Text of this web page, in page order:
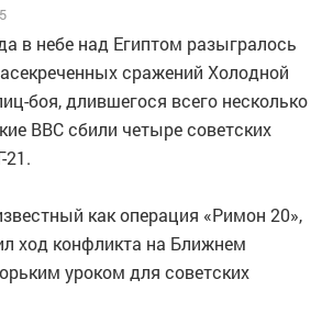
в небе над Египтом разыгралось
сражений Холодной
боя, длившегося всего несколько
ВВС сбили четыре советских
21.
как операция «Римон 20»,
ход конфликта на Ближнем
уроком для советских